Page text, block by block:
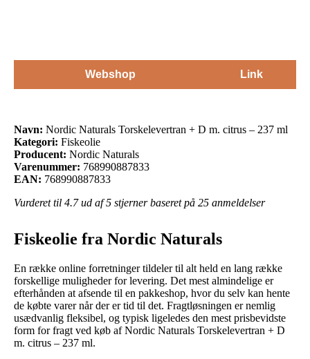
Webshop Link
Navn: Nordic Naturals Torskelevertran + D m. citrus – 237 ml
Kategori: Fiskeolie
Producent: Nordic Naturals
Varenummer: 768990887833
EAN: 768990887833
Vurderet til 4.7ud af 5 stjerner baseret på 25 anmeldelser
Fiskeolie fra Nordic Naturals
En række online forretninger tildeler til alt held en lang række
forskellige muligheder for levering. Det mest almindelige er
efterhånden at afsende til en pakkeshop, hvor du selv kan hente
de købte varer når der er tid til det. Fragtløsningen er nemlig
usædvanlig fleksibel, og typisk ligeledes den mest prisbevidste
form for fragt ved køb af Nordic Naturals Torskelevertran + D
m. citrus – 237 ml.